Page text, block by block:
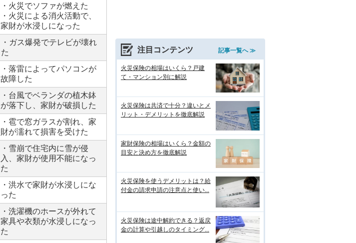
・火災でソファが燃えた
・火災による消火活動で、
家財が水浸しになった
・ガス爆発でテレビが壊れ
た
・落雷によってパソコンが
故障した
・台風でベランダの植木鉢
が落下し、家財が破損した
・雹で窓ガラスが割れ、家
財が濡れて損害を受けた
・雪崩で住宅内に雪が侵
入、家財が使用不能になっ
た
・洪水で家財が水浸しにな
った
・洗濯機のホースが外れて
家具や衣類が水浸しになっ
た
注目コンテンツ 記事一覧へ ≫
火災保険の相場はいくら？戸建
て・マンション別に解説
火災保険は共済で十分？違いとメ
リット・デメリットを徹底解説
家財保険の相場はいくら？金額の
目安と決め方を徹底解説
火災保険を使うデメリットは？給
付金の請求申請の注意点と使い...
火災保険は途中解約できる？返戻
金の計算や引越しのタイミング...